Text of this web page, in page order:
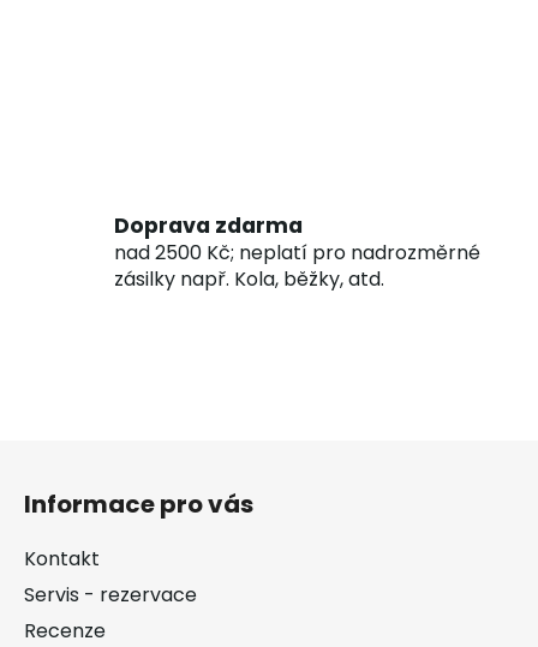
Doprava zdarma
nad 2500 Kč; neplatí pro nadrozměrné
zásilky např. Kola, běžky, atd.
Informace pro vás
Kontakt
Servis - rezervace
Recenze